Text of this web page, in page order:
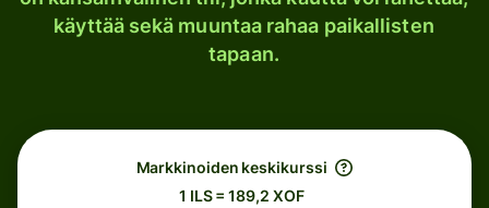
käyttää sekä muuntaa rahaa paikallisten
tapaan.
Markkinoiden keskikurssi
1 ILS = 189,2 XOF